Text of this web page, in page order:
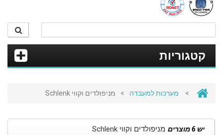
קטגוריות
> מערכות למעבדה > מניפולדים וקווי Schlenk
מניפולדים וקווי Schlenk יש 6 מוצרים